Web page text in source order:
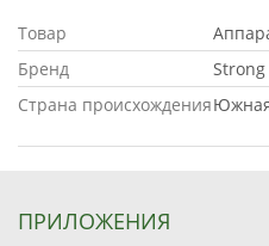
Товар
Бренд
Strong
Страна происхождения
ПРИЛОЖЕНИЯ